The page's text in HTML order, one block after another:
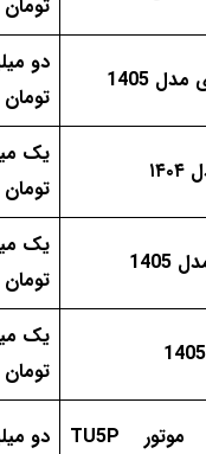
تومان
تومان
تومان
تومان
تومان
تارا اتوماتیک V۴ با موتور TU5P